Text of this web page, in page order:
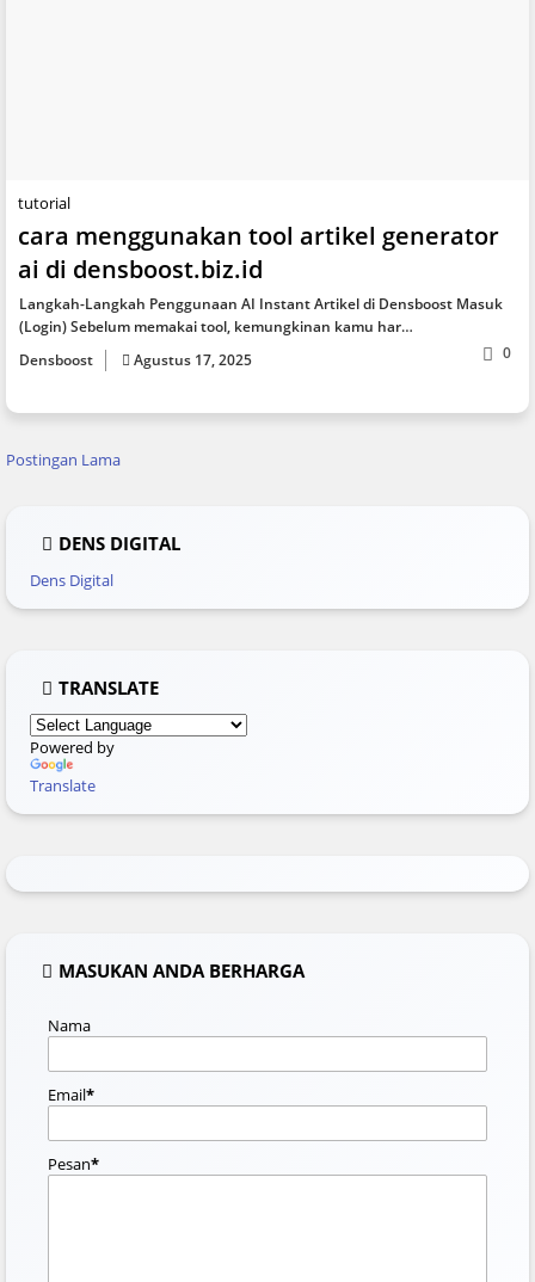
tutorial
cara menggunakan tool artikel generator
ai di densboost.biz.id
Langkah-Langkah Penggunaan AI Instant Artikel di Densboost Masuk
(Login) Sebelum memakai tool, kemungkinan kamu har…
Densboost
Agustus 17, 2025 0
Postingan Lama
DENS DIGITAL
Dens Digital
TRANSLATE
Powered by
Translate
MASUKAN ANDA BERHARGA
Nama
Email*
Pesan*